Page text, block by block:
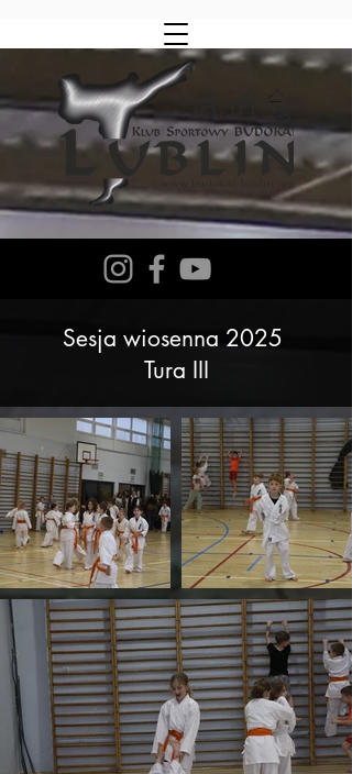
Sesja wiosenna 2025
Tura III